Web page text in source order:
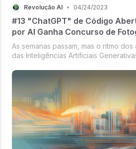
Revolução AI • 04/24/2023
#13 "ChatGPT" de Código
por AI Ganha Concurso de
Transformar seu Mecanismo
As semanas passam, mas o ritmo
das Inteligências Artificiais